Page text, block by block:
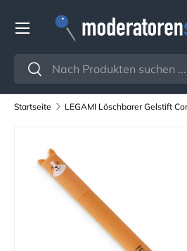
Direkt zum Inhalt
Suchen
Suchen
Menü
Startseite LEGAMI Löschbarer Gelstift
Zu Produktinformationen